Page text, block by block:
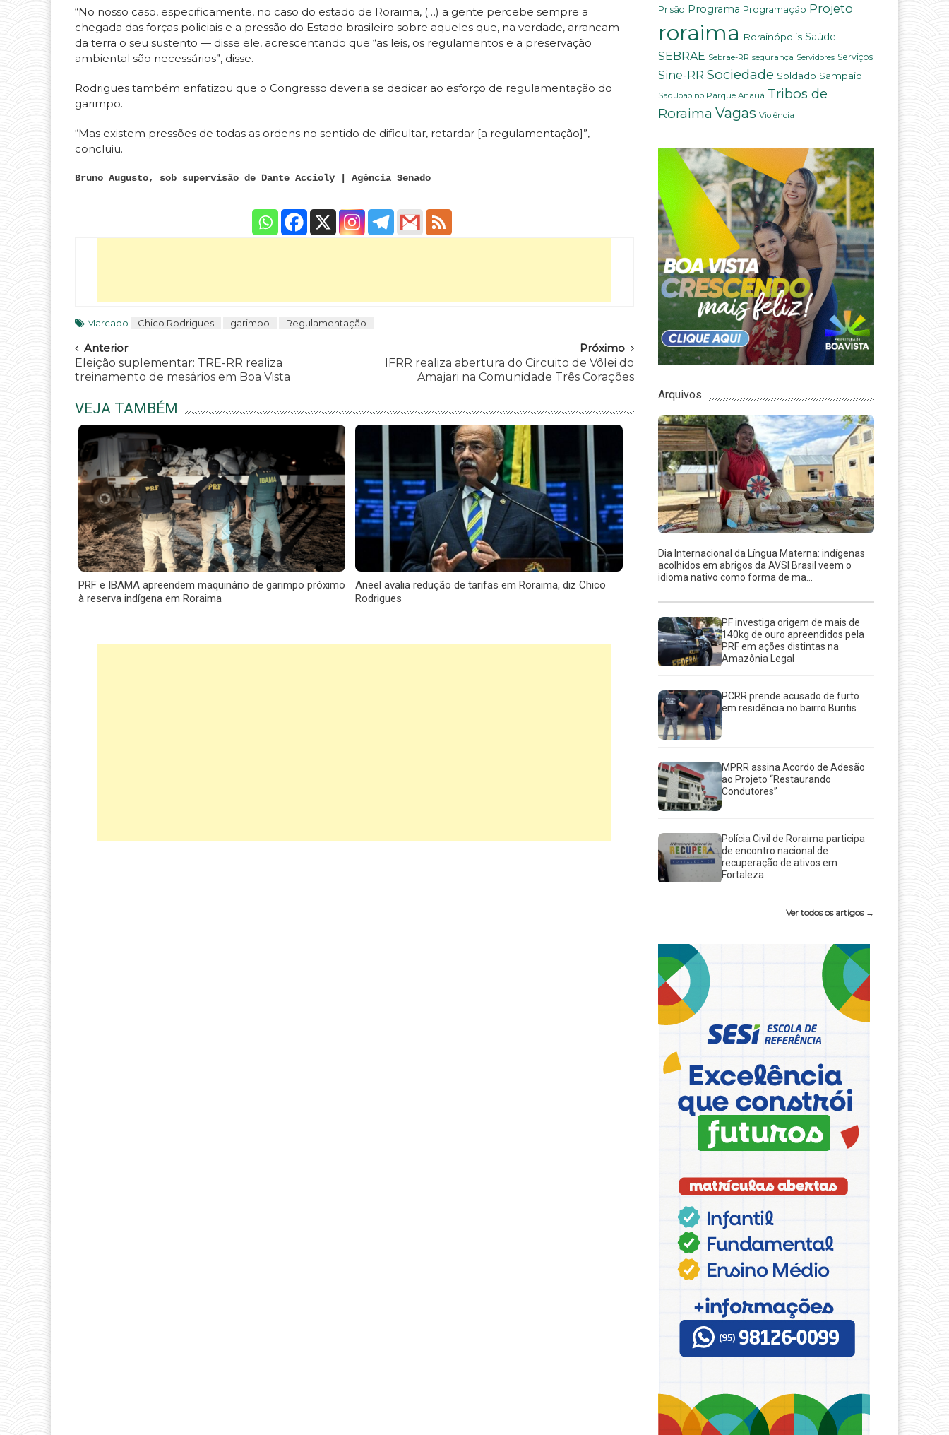
“No nosso caso, especificamente, no caso do estado de Roraima, (…) a gente percebe sempre a
chegada das forças policiais e a pressão do Estado brasileiro sobre aqueles que, na verdade, arrancam
da terra o seu sustento — disse ele, acrescentando que “as leis, os regulamentos e a preservação
ambiental são necessários”, disse.
Rodrigues também enfatizou que o Congresso deveria se dedicar ao esforço de regulamentação do
garimpo.
“Mas existem pressões de todas as ordens no sentido de dificultar, retardar [a regulamentação]”,
concluiu.
Bruno Augusto, sob supervisão de Dante Accioly | Agência Senado
Marcado Chico Rodrigues garimpo Regulamentação
Navegar
Anterior
Eleição suplementar: TRE-RR realiza
treinamento de mesários em Boa Vista
Próximo
IFRR realiza abertura do Circuito de Vôlei do
Amajari na Comunidade Três Corações
VEJA TAMBÉM
PRF e IBAMA apreendem maquinário de garimpo próximo
à reserva indígena em Roraima
Aneel avalia redução de tarifas em Roraima, diz Chico
Rodrigues
Prisão Programa Programação Projeto
roraima Rorainópolis Saúde
SEBRAE Sebrae-RR segurança Servidores Serviços
Sine-RR Sociedade Soldado Sampaio
São João no Parque Anauá Tribos de
Roraima Vagas Violência
Arquivos
Dia Internacional da Língua Materna: indígenas
acolhidos em abrigos da AVSI Brasil veem o
idioma nativo como forma de ma...
PF investiga origem de mais de
140kg de ouro apreendidos pela
PRF em ações distintas na
Amazônia Legal
PCRR prende acusado de furto
em residência no bairro Buritis
MPRR assina Acordo de Adesão
ao Projeto “Restaurando
Condutores”
Polícia Civil de Roraima participa
de encontro nacional de
recuperação de ativos em
Fortaleza
Ver todos os artigos →